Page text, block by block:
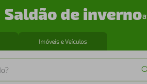
Saldão de inverno
Imóveis e Veículos